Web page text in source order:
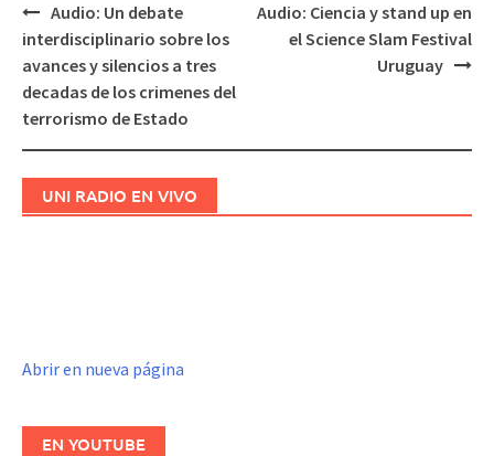
Navegación
de
entradas
Audio: Un debate
interdisciplinario sobre los
avances y silencios a tres
decadas de los crimenes del
terrorismo de Estado
Audio: Ciencia y stand up en
el Science Slam Festival
Uruguay
UNI RADIO EN VIVO
Abrir en nueva página
EN YOUTUBE